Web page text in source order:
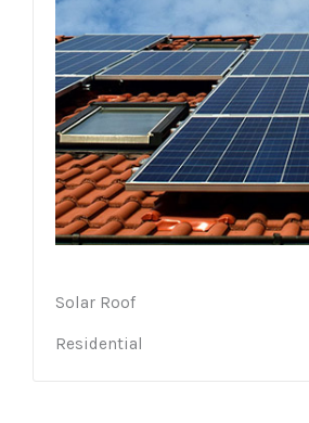
Solar Roof
Residential